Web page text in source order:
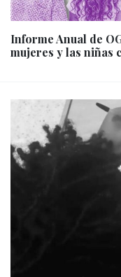
Informe Anual de
mujeres y las niñas